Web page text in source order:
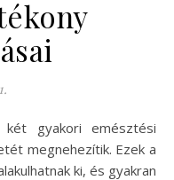
megnehezítik. Ezek a
ki, és gyakran